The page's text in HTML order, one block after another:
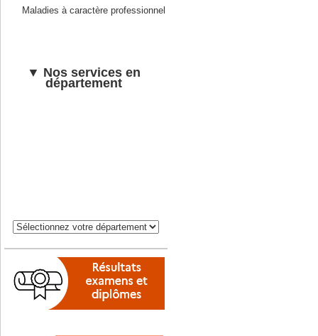
Maladies à caractère professionnel
▼ Nos services en
département